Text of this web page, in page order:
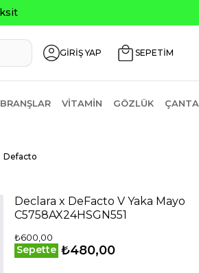
GİRİŞ YAP SEPETİM
BRANŞLAR VITAMIN GÖZLÜK ÇANTA
Defacto
Declara x DeFacto V Yaka Mayo
C5758AX24HSGN551
₺600,00
Sepette ₺480,00